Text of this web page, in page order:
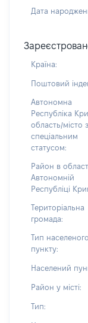
Дата
Країна:
Поштовий
Автономна
Республіка
область/місто
спеціальним
статусом:
Район в
Автономній
Республіці
Територіальна
громада:
Тип населеного
пункту:
Населений
Район у місті:
Тип: